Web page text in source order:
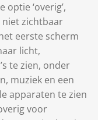
optie ‘overig’,
zichtbaar
eerste scherm
licht,
te zien, onder
muziek en een
apparaten te zien
voor